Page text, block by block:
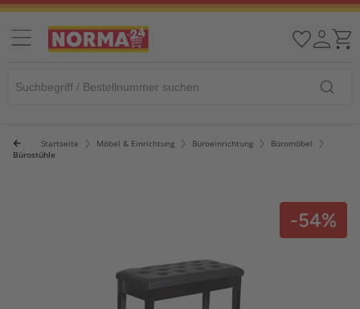
Startseite Möbel & Einrichtung Büroeinrichtung
Büromöbel
Bürostühle
-54%